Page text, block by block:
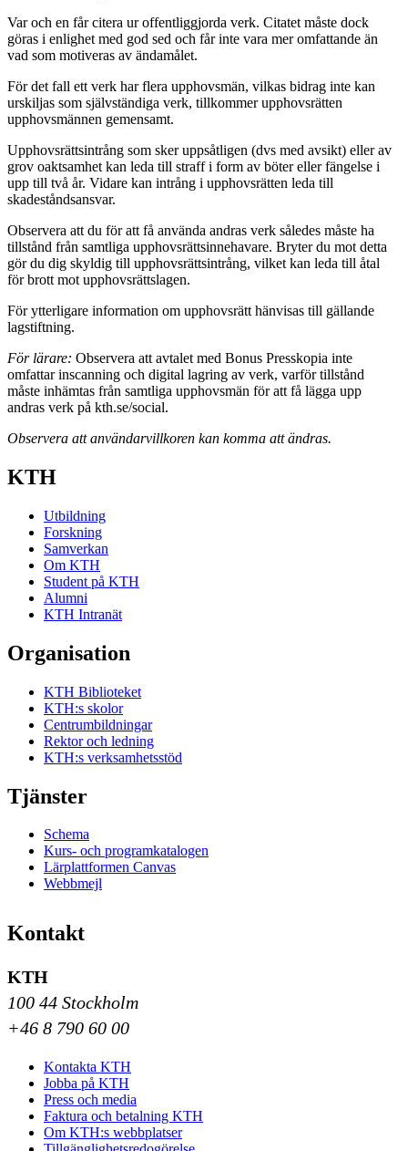
Var och en får citera ur offentliggjorda verk. Citatet måste dock
göras i enlighet med god sed och får inte vara mer omfattande än
vad som motiveras av ändamålet.
För det fall ett verk har flera upphovsmän, vilkas bidrag inte kan
urskiljas som självständiga verk, tillkommer upphovsrätten
upphovsmännen gemensamt.
Upphovsrättsintrång som sker uppsåtligen (dvs med avsikt) eller av
grov oaktsamhet kan leda till straff i form av böter eller fängelse i
upp till två år. Vidare kan intrång i upphovsrätten leda till
skadeståndsansvar.
Observera att du för att få använda andras verk således måste ha
tillstånd från samtliga upphovsrättsinnehavare. Bryter du mot detta
gör du dig skyldig till upphovsrättsintrång, vilket kan leda till åtal
för brott mot upphovsrättslagen.
För ytterligare information om upphovsrätt hänvisas till gällande
lagstiftning.
För lärare: Observera att avtalet med Bonus Presskopia inte
omfattar inscanning och digital lagring av verk, varför tillstånd
måste inhämtas från samtliga upphovsmän för att få lägga upp
andras verk på kth.se/social.
Observera att användarvillkoren kan komma att ändras.
KTH
Utbildning
Forskning
Samverkan
Om KTH
Student på KTH
Alumni
KTH Intranät
Organisation
KTH Biblioteket
KTH:s skolor
Centrumbildningar
Rektor och ledning
KTH:s verksamhetsstöd
Tjänster
Schema
Kurs- och programkatalogen
Lärplattformen Canvas
Webbmejl
Kontakt
KTH
100 44 Stockholm
+46 8 790 60 00
Kontakta KTH
Jobba på KTH
Press och media
Faktura och betalning KTH
Om KTH:s webbplatser